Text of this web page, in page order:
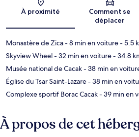
Carte
À proximité
Comment se
déplacer
Monastère de Zica- 8 min en voiture- 5.5
Skyview Wheel- 32 min en voiture- 34.8
Musée national de Cacak- 38 min en
Église du Tsar Saint-Lazare- 38 min en
Complexe sportif Borac Cacak- 39 min en
À propos de cet